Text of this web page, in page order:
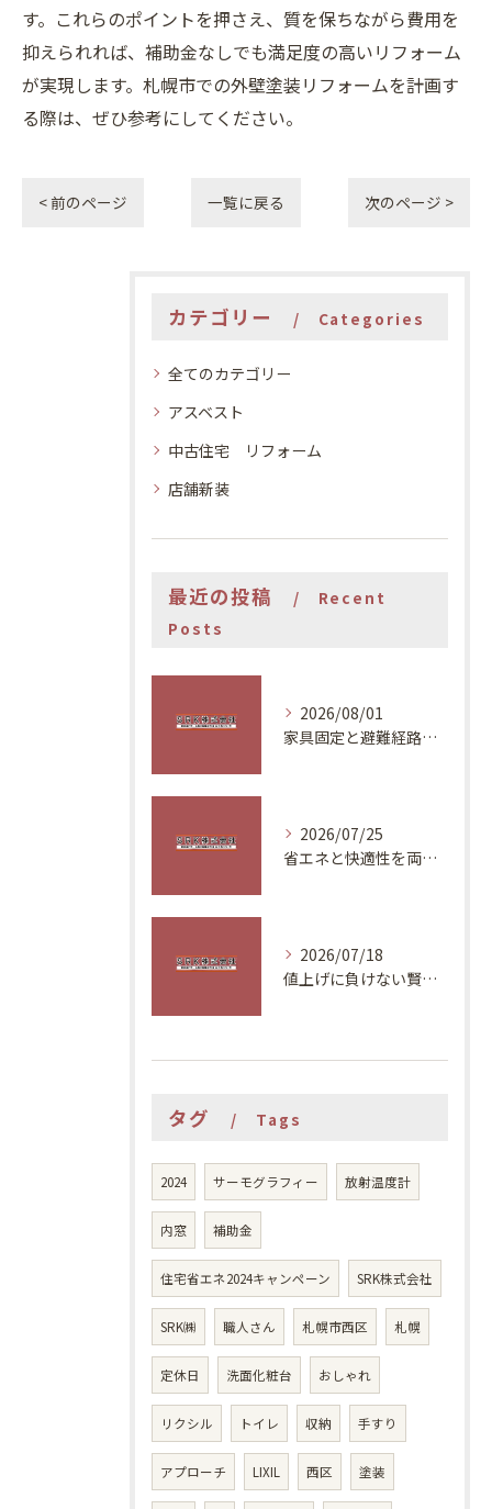
す。これらのポイントを押さえ、質を保ちながら費用を
抑えられれば、補助金なしでも満足度の高いリフォーム
が実現します。札幌市での外壁塗装リフォームを計画す
る際は、ぜひ参考にしてください。
< 前のページ 一覧に戻る 次のページ >
カテゴリー Categories
全てのカテゴリー
アスベスト
中古住宅 リフォーム
店舗新装
最近の投稿
Recent
Posts
2026/08/01
家具固定と避難経路で安全な住まいづくり
2026/07/25
省エネと快適性を両立する夏の対策
2026/07/18
値上げに負けない賢いリフォーム計画
タグ Tags
2024 サーモグラフィー 放射温度計
内窓 補助金
住宅省エネ2024キャンペーン SRK株式会社
SRK㈱ 職人さん 札幌市西区 札幌
定休日 洗面化粧台 おしゃれ
リクシル トイレ 収納 手すり
アプローチ LIXIL 西区 塗装